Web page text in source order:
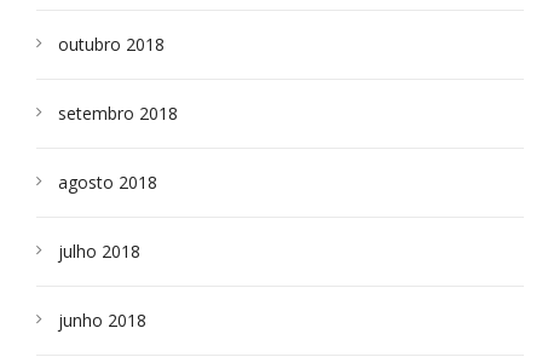
outubro 2018
setembro 2018
agosto 2018
julho 2018
junho 2018